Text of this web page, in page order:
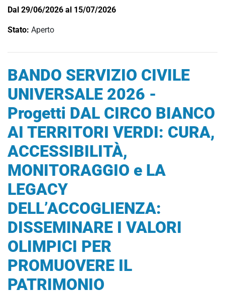
Dal 29/06/2026 al 15/07/2026
Stato: Aperto
BANDO SERVIZIO CIVILE
UNIVERSALE 2026 -
Progetti DAL CIRCO BIANCO
AI TERRITORI VERDI: CURA,
ACCESSIBILITÀ,
MONITORAGGIO e LA
LEGACY
DELL’ACCOGLIENZA:
DISSEMINARE I VALORI
OLIMPICI PER
PROMUOVERE IL
PATRIMONIO